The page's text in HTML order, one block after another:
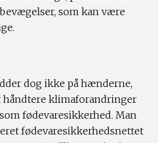
som kan være
dog ikke på hænderne,
klimaforandringer
fødevaresikkerhed. Man
fødevaresikkerhedsnettet